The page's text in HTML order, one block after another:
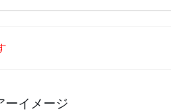
ーイメージ